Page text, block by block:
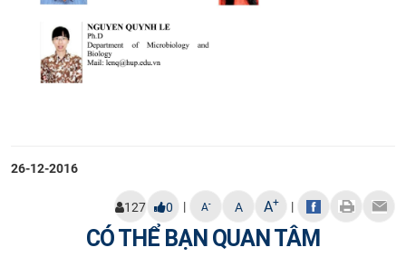
26-12-2016
127 0 | A- A A+ |
CÓ THỂ BẠN QUAN TÂM